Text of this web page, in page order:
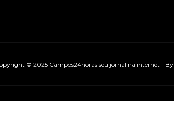
© 2025 Campos24horas seu jornal na internet - By